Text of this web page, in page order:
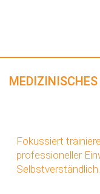
Fokussiert
professioneller
Selbstverständlich.